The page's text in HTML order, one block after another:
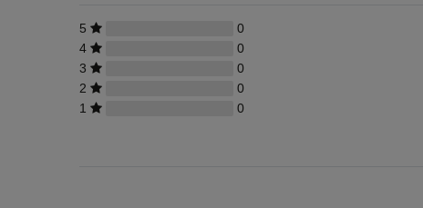
5
0
4
0
3
0
2
0
1
0